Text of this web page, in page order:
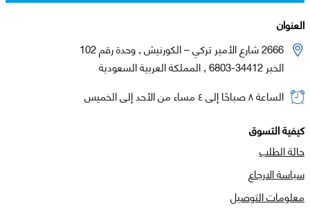
العنوان
2666 شارع الأمير تركي – الكورنيش , وحدة رقم 102
الخبر 34412-6803 , المملكة العربية السعودية
الساعة ٨ صباحًا إلى ٤ مساء من الأحد إلى الخميس
كيفية التسوق
حالة الطلب
سياسة الارجاع
معلومات التوصيل